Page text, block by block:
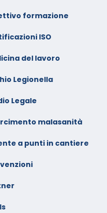
formazione
ISO
del lavoro
Legionella
Legale
malasanità
a punti in cantiere